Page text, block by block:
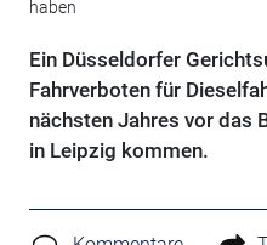
haben
Ein Düsseldorfer
Fahrverboten für
nächsten Jahres vor das
in Leipzig kommen.